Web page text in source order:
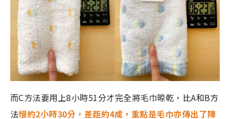
而C方法要用上8小時51分才完全將毛巾晾乾，比A和B方
法慢約2小時30分，差距約4成，重點是毛巾亦傳出了陣